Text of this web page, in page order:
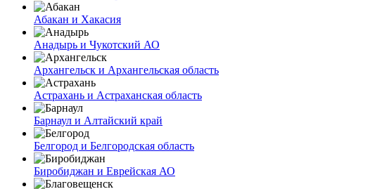
Абакан и Хакасия
Анадырь и Чукотский АО
Архангельск и Архангельская область
Астрахань и Астраханская область
Барнаул и Алтайский край
Белгород и Белгородская область
Биробиджан и Еврейская АО